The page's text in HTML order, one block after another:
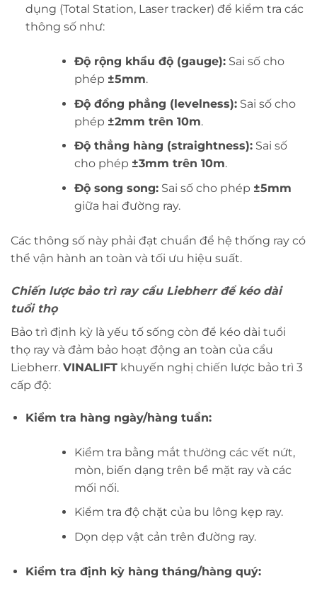
dụng (Total Station, Laser tracker) để kiểm tra các
thông số như:
Độ rộng khẩu độ (gauge):Sai số cho
phép ±5mm.
Độ đồng phẳng (levelness):Sai số cho
phép ±2mm trên 10m.
Độ thẳng hàng (straightness):Sai số
cho phép ±3mm trên 10m.
Độ song song:Sai số cho phép ±5mm
giữa hai đường ray.
Các thông số này phải đạt chuẩn để hệ thống ray có
thể vận hành an toàn và tối ưu hiệu suất.
Chiến lược bảo trì ray cẩu Liebherr để kéo dài
tuổi thọ
Bảo trì định kỳ là yếu tố sống còn để kéo dài tuổi
thọ ray và đảm bảo hoạt động an toàn của cẩu
Liebherr. VINALIFT khuyến nghị chiến lược bảo trì 3
cấp độ:
Kiểm tra hàng ngày/hàng tuần:
Kiểm tra bằng mắt thường các vết nứt,
mòn, biến dạng trên bề mặt ray và các
mối nối.
Kiểm tra độ chặt của bu lông kẹp ray.
Dọn dẹp vật cản trên đường ray.
Kiểm tra định kỳ hàng tháng/hàng quý: